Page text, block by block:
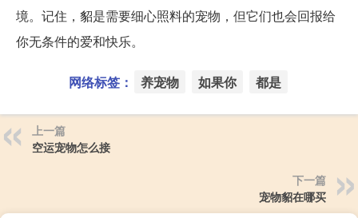
境。记住，貂是需要细心照料的宠物，但它们也会回报给
你无条件的爱和快乐。
网络标签： 养宠物 如果你 都是
上一篇
空运宠物怎么接
下一篇
宠物貂在哪买